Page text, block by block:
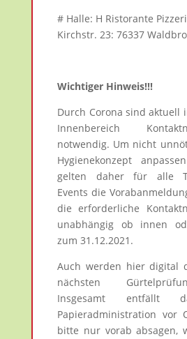
# Halle: H Ristorante
Kirchstr. 23: 76337
Wichtiger Hinweis!!!
Durch Corona sind aktuell
Innenbereich
notwendig. Um nicht
Hygienekonzept
gelten daher für alle
Events die
die erforderliche
unabhängig ob innen
zum 31.12.2021.
Auch werden hier digital
nächsten
Insgesamt entfällt
Papieradministration vor
bitte nur vorab absagen,